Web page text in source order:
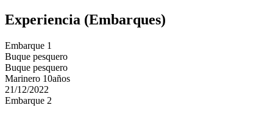
Experiencia (Embarques)
Embarque 1
Buque pesquero
Buque pesquero
Marinero 10años
21/12/2022
Embarque 2